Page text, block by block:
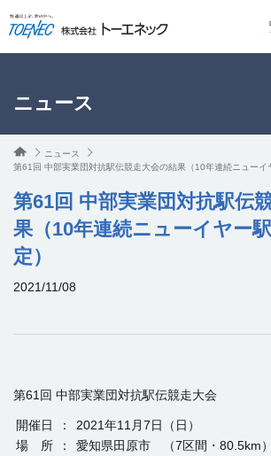
ニュース
ニュース
第61回 中部実業団対抗駅伝競走大会の結果（10年連続ニューイ
第61回 中部実業団対抗駅伝
果（10年連続ニューイヤー
定）
2021/11/08
第61回 中部実業団対抗駅伝競走大会
開催日 ：
2021年11月7日（日）
場 所
： 愛知県田原市 （7区間・80.5km）